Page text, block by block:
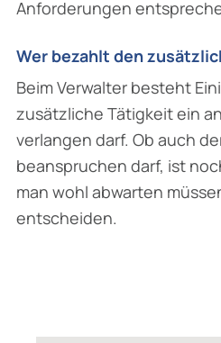
Anforderungen
Wer bezahlt den
Beim Verwalter besteht
zusätzliche Tätigkeit ein
verlangen darf. Ob auch
beanspruchen darf, ist
man wohl abwarten
entscheiden.